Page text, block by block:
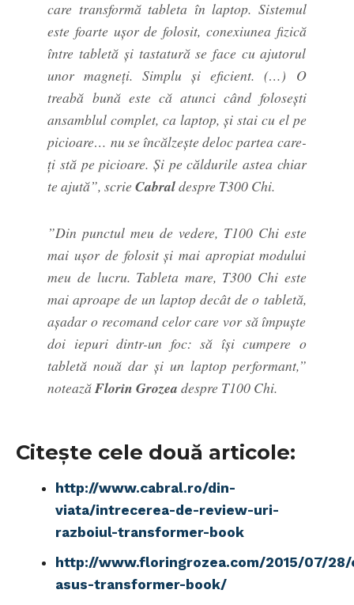
care transformă tableta în laptop. Sistemul
este foarte ușor de folosit, conexiunea fizică
între tabletă și tastatură se face cu ajutorul
unor magneți. Simplu și eficient. (…) O
treabă bună este că atunci când folosești
ansamblul complet, ca laptop, și stai cu el pe
picioare… nu se încălzește deloc partea care-
ți stă pe picioare. Și pe căldurile astea chiar
te ajută”, scrieCabraldespre T300 Chi.
”Din punctul meu de vedere, T100 Chi este
mai ușor de folosit și mai apropiat modului
meu de lucru. Tableta mare, T300 Chi este
mai aproape de un laptop decât de o tabletă,
așadar o recomand celor care vor să împuște
doi iepuri dintr-un foc: să își cumpere o
tabletă nouă dar și un laptop performant,”
noteazăFlorin Grozea despre T100 Chi.
Citește cele două articole:
http://www.cabral.ro/din-
viata/intrecerea-de-review-uri-
razboiul-transformer-book
http://www.floringrozea.com/2015/07/
asus-transformer-book/